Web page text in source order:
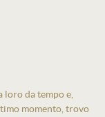
da tempo e,
momento, trovo